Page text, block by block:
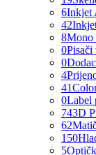
6Inkjet
42
8Mono
0Pisači
0
4
41
0Label
743D
62
150
5